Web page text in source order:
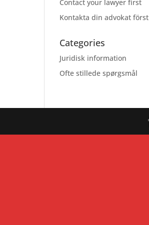
Contact your lawyer first
Kontakta din advokat först
Categories
Juridisk information
Ofte stillede spørgsmål